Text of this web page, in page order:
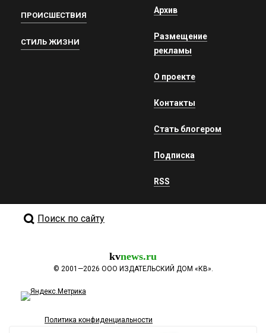
ПРОИСШЕСТВИЯ
СТИЛЬ ЖИЗНИ
Архив
Размещение
рекламы
О проекте
Контакты
Стать блогером
Подписка
RSS
Поиск по сайту
kvnews.ru
© 2001—2026 ООО ИЗДАТЕЛЬСКИЙ ДОМ «КВ».
Политика конфиденциальности